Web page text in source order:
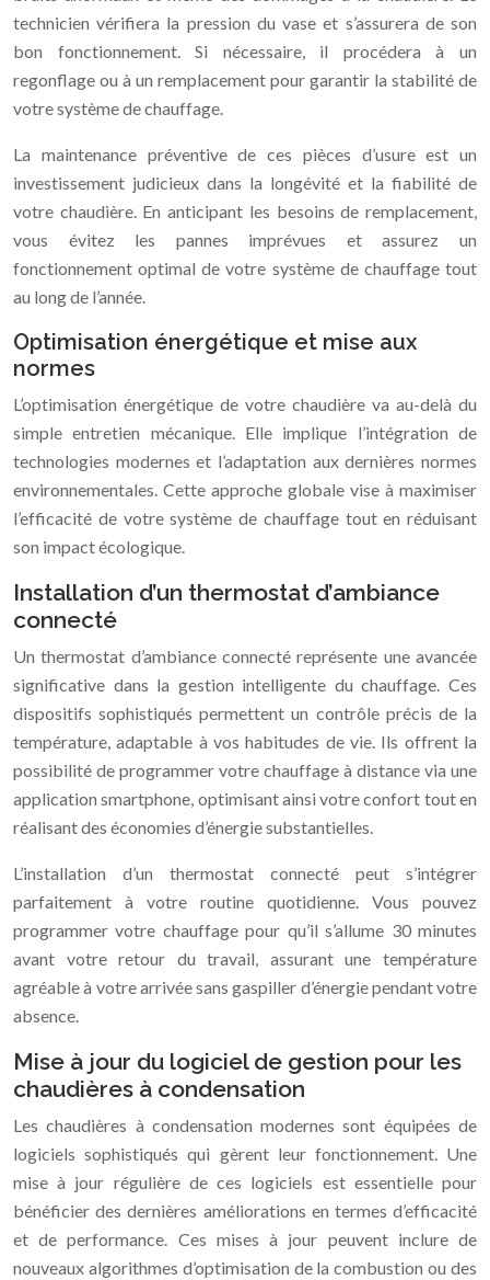
technicien vérifiera la pression du vase et s’assurera de son
bon fonctionnement. Si nécessaire, il procédera à un
regonflage ou à un remplacement pour garantir la stabilité de
votre système de chauffage.
La maintenance préventive de ces pièces d’usure est un
investissement judicieux dans la longévité et la fiabilité de
votre chaudière. En anticipant les besoins de remplacement,
vous évitez les pannes imprévues et assurez un
fonctionnement optimal de votre système de chauffage tout
au long de l’année.
Optimisation énergétique et mise aux
normes
L’optimisation énergétique de votre chaudière va au-delà du
simple entretien mécanique. Elle implique l’intégration de
technologies modernes et l’adaptation aux dernières normes
environnementales. Cette approche globale vise à maximiser
l’efficacité de votre système de chauffage tout en réduisant
son impact écologique.
Installation d’un thermostat d’ambiance
connecté
Un thermostat d’ambiance connecté représente une avancée
significative dans la gestion intelligente du chauffage. Ces
dispositifs sophistiqués permettent un contrôle précis de la
température, adaptable à vos habitudes de vie. Ils offrent la
possibilité de programmer votre chauffage à distance via une
application smartphone, optimisant ainsi votre confort tout en
réalisant des économies d’énergie substantielles.
L’installation d’un thermostat connecté peut s’intégrer
parfaitement à votre routine quotidienne. Vous pouvez
programmer votre chauffage pour qu’il s’allume 30 minutes
avant votre retour du travail, assurant une température
agréable à votre arrivée sans gaspiller d’énergie pendant votre
absence.
Mise à jour du logiciel de gestion pour les
chaudières à condensation
Les chaudières à condensation modernes sont équipées de
logiciels sophistiqués qui gèrent leur fonctionnement. Une
mise à jour régulière de ces logiciels est essentielle pour
bénéficier des dernières améliorations en termes d’efficacité
et de performance. Ces mises à jour peuvent inclure de
nouveaux algorithmes d’optimisation de la combustion ou des